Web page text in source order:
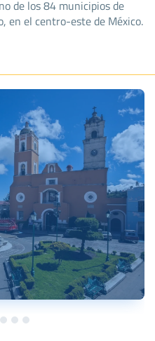
de los 84 municipios de
en el centro-este de México.